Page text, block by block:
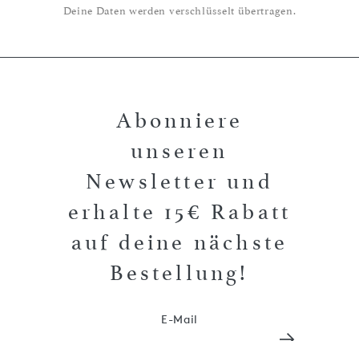
Deine Daten werden verschlüsselt übertragen.
Abonniere
unseren
Newsletter und
erhalte 15€ Rabatt
auf deine nächste
Bestellung!
E-Mail